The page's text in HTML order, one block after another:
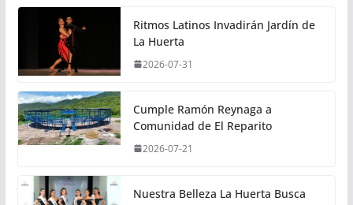
Ritmos Latinos Invadirán Jardín de
La Huerta
2026-07-31
Cumple Ramón Reynaga a
Comunidad de El Reparito
2026-07-21
Nuestra Belleza La Huerta Busca